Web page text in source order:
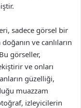
sadece görsel bir
ve canlıların
görseller,
ve onları
güzelliği,
muazzam
izleyicilerin